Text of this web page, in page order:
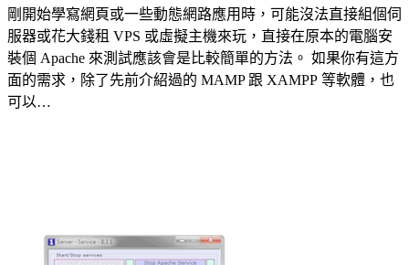
剛開始學寫網頁或一些動態網路應用時，可能沒法直接組個伺
服器或花大錢租 VPS 或虛擬主機來玩，直接在原本的電腦安
裝個 Apache 來測試應該會是比較簡單的方法。 如果你有這方
面的需求，除了先前介紹過的 MAMP 跟 XAMPP 等軟體，也
可以…